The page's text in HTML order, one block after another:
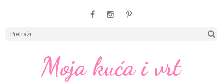
Moja kuća i vrt